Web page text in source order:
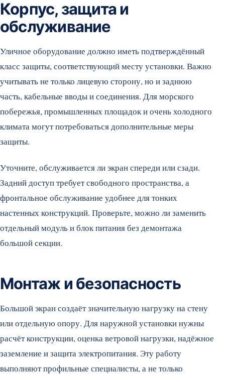
Корпус, защита и
обслуживание
Уличное оборудование должно иметь подтверждённый
класс защиты, соответствующий месту установки. Важно
учитывать не только лицевую сторону, но и заднюю
часть, кабельные вводы и соединения. Для морского
побережья, промышленных площадок и очень холодного
климата могут потребоваться дополнительные меры
защиты.
Уточните, обслуживается ли экран спереди или сзади.
Задний доступ требует свободного пространства, а
фронтальное обслуживание удобнее для тонких
настенных конструкций. Проверьте, можно ли заменить
отдельный модуль и блок питания без демонтажа
большой секции.
Монтаж и безопасность
Большой экран создаёт значительную нагрузку на стену
или отдельную опору. Для наружной установки нужны
расчёт конструкции, оценка ветровой нагрузки, надёжное
заземление и защита электропитания. Эту работу
выполняют профильные специалисты, а не только